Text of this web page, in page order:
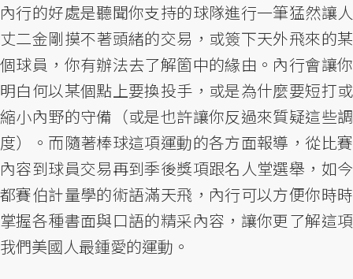
內行的好處是聽聞你支持的球隊進行一筆猛然讓人
丈二金剛摸不著頭緒的交易，或簽下天外飛來的某
個球員，你有辦法去了解箇中的緣由。內行會讓你
明白何以某個點上要換投手，或是為什麼要短打或
縮小內野的守備（或是也許讓你反過來質疑這些調
度）。而隨著棒球這項運動的各方面報導，從比賽
內容到球員交易再到季後獎項跟名人堂選舉，如今
都賽伯計量學的術語滿天飛，內行可以方便你時時
掌握各種書面與口語的精采內容，讓你更了解這項
我們美國人最鍾愛的運動。